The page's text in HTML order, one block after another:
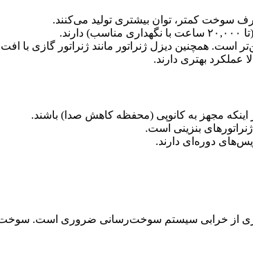
سوخت کمتر، توان بیشتری تولید می‌کنند.
است. همچنین دیزل ژنراتور مانند ژنراتور گازی با
عملکرد بهتری دارند.
اینکه مجهز به کانوپی (محفظه کاهش صدا) باشند.
بنزینی است.
دوره‌ای دارند.
از خرابی سیستم سوخت‌رسانی ضروری است.